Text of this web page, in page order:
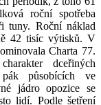
roční spotřeba
tuny. Roční náklad
42 tisíc výtisků. V
Charta 77.
dceřiných
působících ve
jádro opozice se
lidí. Podle šetření